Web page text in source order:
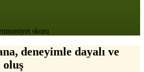
skoru
deneyimle dayalı ve